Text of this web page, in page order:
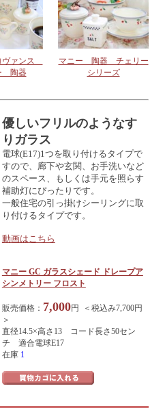
ァンス
陶器
マニー 陶器 チェリー
シリーズ
優しいフリルのようなす
りガラス
電球(E17)1つを取り付けるタイプで
すので、廊下や玄関、お手洗いなど
のスペース、もしくは手元を照らす
補助灯にぴったりです。
一般住宅の引っ掛けシーリングに取
り付けるタイプです。
動画はこちら
マニー GC ガラスシェード ドレープア
シンメトリー フロスト
販売価格： 7,000円 ＜税込み7,700円
＞
直径14.5×高さ13 コード長さ50セン
チ 適合電球E17
在庫 1